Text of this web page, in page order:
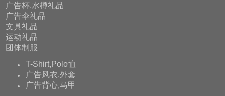
广告杯,水樽礼品
广告伞礼品
文具礼品
运动礼品
团体制服
T-Shirt,Polo恤
广告风衣,外套
广告背心,马甲